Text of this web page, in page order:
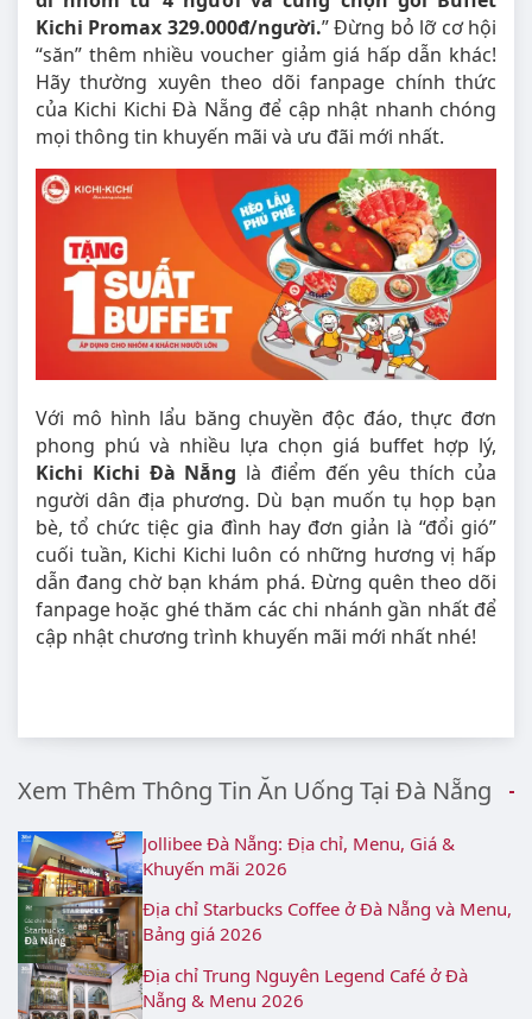
Kichi Promax 329.000đ/người.” Đừng bỏ lỡ cơ hội
“săn” thêm nhiều voucher giảm giá hấp dẫn khác!
Hãy thường xuyên theo dõi fanpage chính thức
của Kichi Kichi Đà Nẵng để cập nhật nhanh chóng
mọi thông tin khuyến mãi và ưu đãi mới nhất.
Với mô hình lẩu băng chuyền độc đáo, thực đơn
phong phú và nhiều lựa chọn giá buffet hợp lý,
Kichi Kichi Đà Nẵng là điểm đến yêu thích của
người dân địa phương. Dù bạn muốn tụ họp bạn
bè, tổ chức tiệc gia đình hay đơn giản là “đổi gió”
cuối tuần, Kichi Kichi luôn có những hương vị hấp
dẫn đang chờ bạn khám phá. Đừng quên theo dõi
fanpage hoặc ghé thăm các chi nhánh gần nhất để
cập nhật chương trình khuyến mãi mới nhất nhé!
Xem Thêm Thông Tin Ăn Uống Tại Đà Nẵng
Jollibee Đà Nẵng: Địa chỉ, Menu, Giá &
Khuyến mãi 2026
Địa chỉ Starbucks Coffee ở Đà Nẵng và Menu,
Bảng giá 2026
Địa chỉ Trung Nguyên Legend Café ở Đà
Nẵng & Menu 2026